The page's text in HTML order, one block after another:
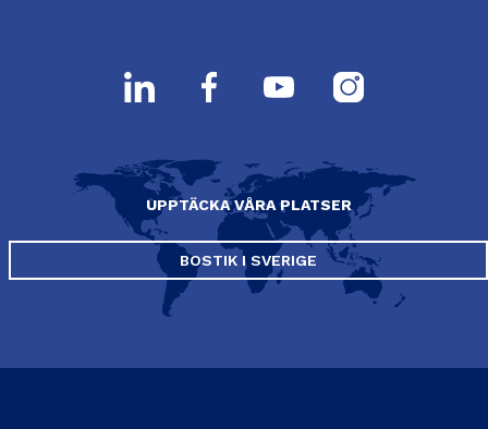
UPPTÄCKA VÅRA PLATSER
BOSTIK I SVERIGE